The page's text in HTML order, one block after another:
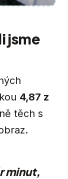
jsme
4,87 z
těch s
minut,